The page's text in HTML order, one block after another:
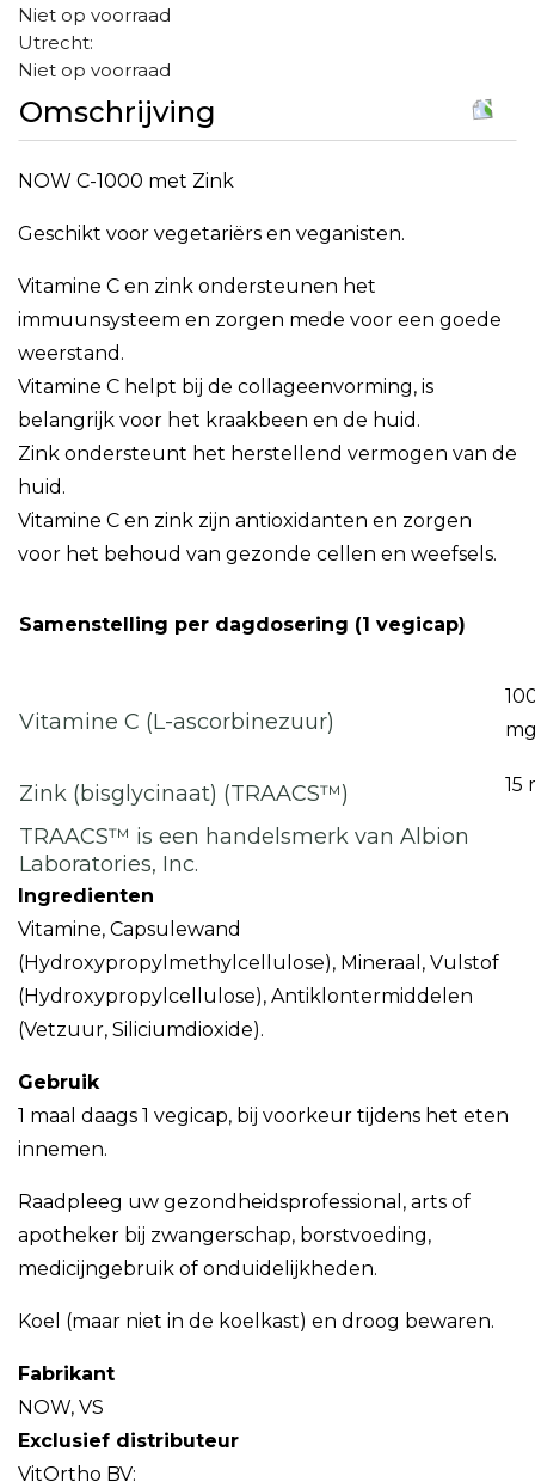
Niet op voorraad
Utrecht:
Niet op voorraad
Omschrijving
NOW C-1000 met Zink
Geschikt voor vegetariërs en veganisten.
Vitamine C en zink ondersteunen het
immuunsysteem en zorgen mede voor een goede
weerstand.
Vitamine C helpt bij de collageenvorming, is
belangrijk voor het kraakbeen en de huid.
Zink ondersteunt het herstellend vermogen van de
huid.
Vitamine C en zink zijn antioxidanten en zorgen
voor het behoud van gezonde cellen en weefsels.
Samenstelling per dagdosering (1 vegicap)
Vitamine C (L-ascorbinezuur)
Zink (bisglycinaat) (TRAACS™) 15
TRAACS™ is een handelsmerk van Albion
Laboratories, Inc.
Ingredienten
Vitamine, Capsulewand
(Hydroxypropylmethylcellulose), Mineraal, Vulstof
(Hydroxypropylcellulose), Antiklontermiddelen
(Vetzuur, Siliciumdioxide).
Gebruik
1 maal daags 1 vegicap, bij voorkeur tijdens het eten
innemen.
Raadpleeg uw gezondheidsprofessional, arts of
apotheker bij zwangerschap, borstvoeding,
medicijngebruik of onduidelijkheden.
Koel (maar niet in de koelkast) en droog bewaren.
Fabrikant
NOW, VS
Exclusief distributeur
VitOrtho BV: